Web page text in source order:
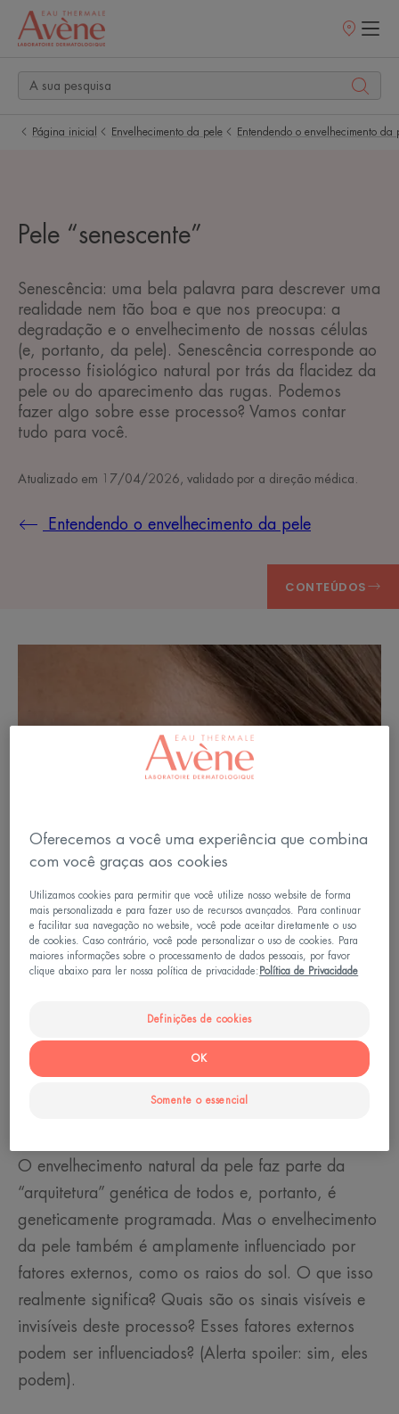
Pontos
Página inicial Envelhecimento da pele Entendendo o envelhecimento da
Pele “senescente”
Senescência: uma bela palavra para descrever uma
realidade nem tão boa e que nos preocupa: a
degradação e o envelhecimento de nossas células
(e, portanto, da pele). Senescência corresponde ao
processo fisiológico natural por trás da flacidez da
pele ou do aparecimento das rugas. Podemos
fazer algo sobre esse processo? Vamos contar
tudo para você.
Atualizado em 17/04/2026 , validado por a direção médica
Entendendo o envelhecimento da pele
CONTEÚDOS
O que é o envelhecimento da
O envelhecimento natural da pele faz parte da
“arquitetura” genética de todos e, portanto, é
geneticamente programada. Mas o envelhecimento
da pele também é amplamente influenciado por
fatores externos, como os raios do sol. O que isso
realmente significa? Quais são os sinais visíveis e
invisíveis deste processo? Esses fatores externos
podem ser influenciados? (Alerta spoiler: sim, eles
podem).
Oferecemos a você uma experiência que combina
com você graças aos cookies
Utilizamos cookies para permitir que você utilize nosso website de forma
mais personalizada e para fazer uso de recursos avançados. Para continuar
e facilitar sua navegação no website, você pode aceitar diretamente o uso
de cookies. Caso contrário, você pode personalizar o uso de cookies. Para
maiores informações sobre o processamento de dados pessoais, por favor
clique abaixo para ler nossa política de privacidade: Política de Privacidade
Definições de cookies
Somente o essencial
OK